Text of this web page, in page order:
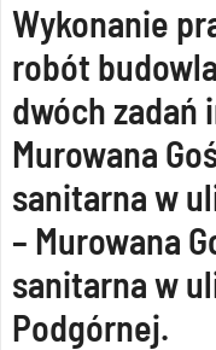
Wykonanie
robót
dwóch zadań
Murowana
sanitarna w
– Murowana
sanitarna w
Podgórnej.